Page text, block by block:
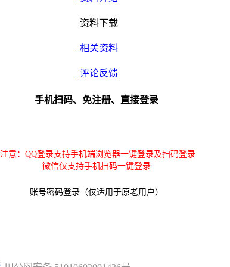
资料下载
相关资料
评论反馈
手机扫码、免注册、直接登录
注意：QQ登录支持手机端浏览器一键登录及扫码登录
微信仅支持手机扫码一键登录
账号密码登录（仅适用于原老用户）